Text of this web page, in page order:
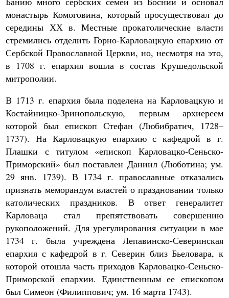
монастырь Комоговина, который просуществовал до
середины ХХ в. Местные прокатолические власти
стремились отделить Горно-Карловацкую епархию от
Сербской Православной Церкви, но, несмотря на это,
в 1708 г. епархия вошла в состав Крушедольской
митрополии.
В 1713 г. епархия была поделена на Карловацкую и
Костайницко-Зринопольскую, первым архиереем
которой был епископ Стефан (Любибратич, 1728–
1737). На Карловацкую епархию с кафедрой в г.
Плашки с титулом «епископ Карловацко-Сеньско-
Приморский» был поставлен Даниил (Люботина; ум.
29 янв. 1739). В 1734 г. православные отказались
признать меморандум властей о праздновании только
католических праздников. В ответ генералитет
Карловаца стал препятствовать совершению
рукоположений. Для урегулирования ситуации в мае
1734 г. была учреждена Лепавинско-Северинская
епархия с кафедрой в г. Северин близ Бьеловара, к
которой отошла часть приходов Карловацко-Сеньско-
Приморской епархии. Единственным ее епископом
был Симеон (Филиппович; ум. 16 марта 1743).